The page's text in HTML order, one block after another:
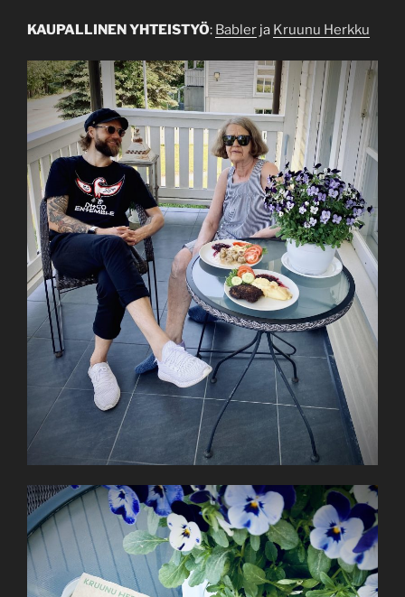
KAUPALLINEN YHTEISTYÖ: Babler ja Kruunu Herkku